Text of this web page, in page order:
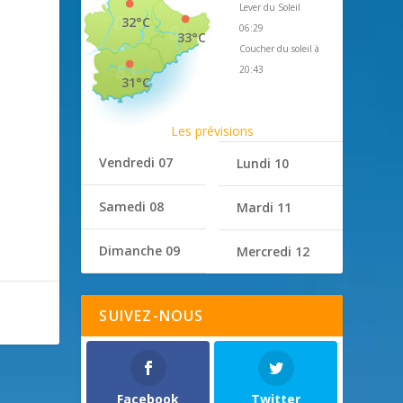
33°C
32°C
31°C
Lever du Soleil
06:29
Coucher du soleil à
20:43
Les prévisions
Vendredi 07
Samedi 08
Dimanche 09
Lundi 10
Mardi 11
Mercredi 12
SUIVEZ-NOUS
Facebook Twitter